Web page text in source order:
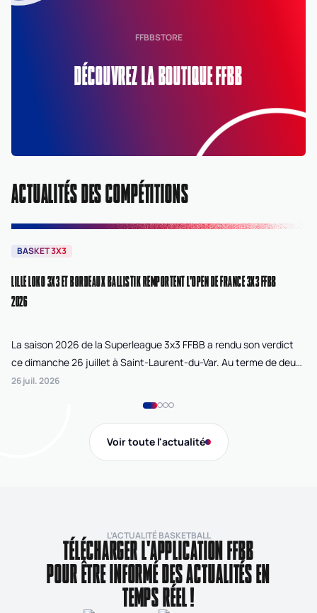
FFBBSTORE
DÉCOUVREZ LA BOUTIQUE FFBB
ACTUALITÉS DES COMPÉTITIONS
BASKET 3X3
LILLE LOKO 3X3 ET BORDEAUX BALLISTIK REMPORTENT L'OPEN DE FRANCE 3X3 FFBB
2026
La saison 2026 de la Superleague 3x3 FFBB a rendu son verdict
ce dimanche 26 juillet à Saint-Laurent-du-Var. Au terme de deux
journées de compétition disputées sur la plage Cousteau, Lille
26 juil. 2026
Voir toute l'actualité
L’ACTUALITÉ BASKETBALL
TÉLÉCHARGER L'APPLICATION FFBB
POUR ÊTRE INFORMÉ DES ACTUALITÉS EN
TEMPS RÉEL !